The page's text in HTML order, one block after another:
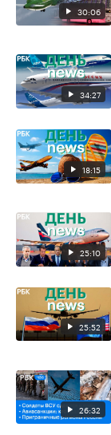
30:06
34:27
18:15
25:10
25:52
26:32